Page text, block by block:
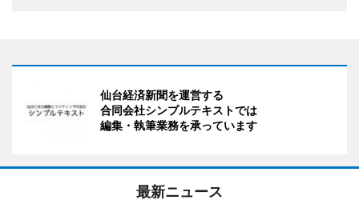
仙台経済新聞を運営する
合同会社シンプルテキストでは
編集・執筆業務を承っています
最新ニュース